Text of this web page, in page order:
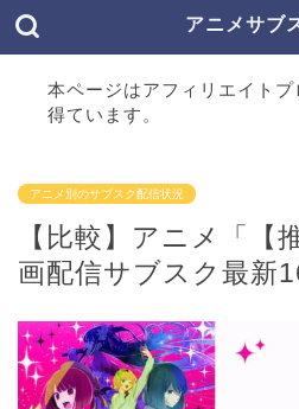
アニメサブ
本ページはアフィリエイト
得ています。
アニメ別のサブスク配信状況
【比較】アニメ「【
画配信サブスク最新